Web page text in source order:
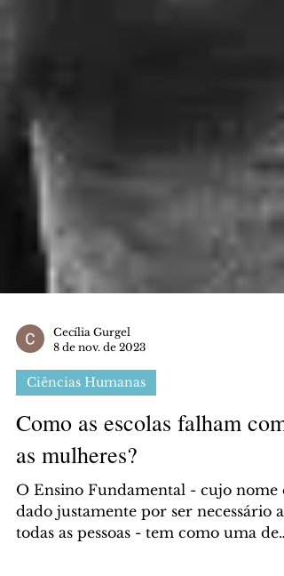
8 de nov. de 2023
Ciências Humanas
Como as escolas falham com
as mulheres?
O Ensino Fundamental - cujo nome é
dado justamente por ser necessário a